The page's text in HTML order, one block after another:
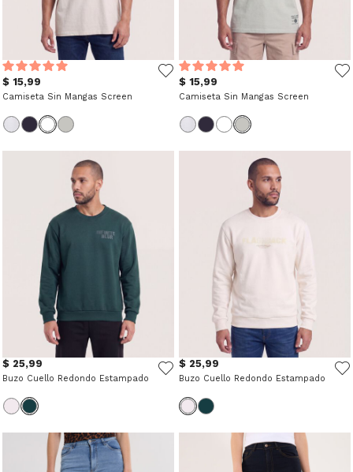
$ 15,99
Camiseta Sin Mangas Screen
$ 15,99
Camiseta Sin Mangas Screen
$ 25,99
Buzo Cuello Redondo Estampado
$ 25,99
Buzo Cuello Redondo Estampado